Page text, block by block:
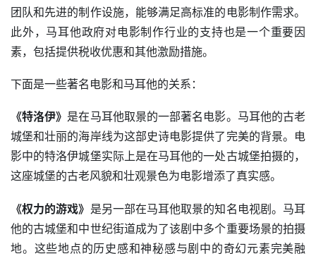
团队和先进的制作设施，能够满足高标准的电影制作需求。
此外，马耳他政府对电影制作行业的支持也是一个重要因
素，包括提供税收优惠和其他激励措施。
下面是一些著名电影和马耳他的关系：
《特洛伊》 是在马耳他取景的一部著名电影。马耳他的古老
城堡和壮丽的海岸线为这部史诗电影提供了完美的背景。电
影中的特洛伊城堡实际上是在马耳他的一处古城堡拍摄的，
这座城堡的古老风貌和壮观景色为电影增添了真实感。
《权力的游戏》 是另一部在马耳他取景的知名电视剧。马耳
他的古城堡和中世纪街道成为了该剧中多个重要场景的拍摄
地。这些地点的历史感和神秘感与剧中的奇幻元素完美融